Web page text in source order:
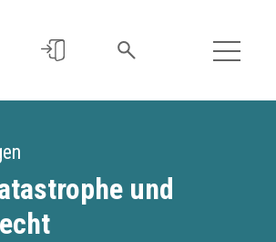
und